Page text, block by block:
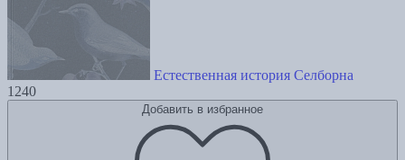
Естественная история Селборна
1240
Добавить в избранное